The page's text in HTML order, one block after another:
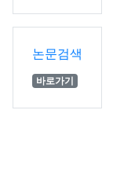
논문검색
바로가기